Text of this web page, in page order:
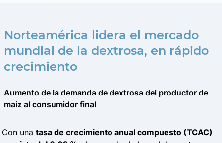
Norteamérica lidera el mercado
mundial de la dextrosa, en rápido
crecimiento
Aumento de la demanda de dextrosa del productor de
maíz al consumidor final
Con una tasa de crecimiento anual compuesto (TCAC)